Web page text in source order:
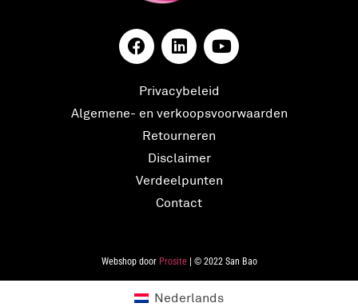
Privacybeleid
Algemene- en verkoopsvoorwaarden
Retourneren
Disclaimer
Verdeelpunten
Contact
Webshop door Prosite| © 2022 San Bao
Nederlands